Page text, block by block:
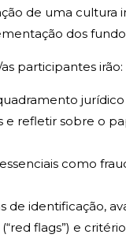
de uma cultura
dos
participantes irão:
jurídico
e refletir sobre o
como
de identificação,
flags”) e